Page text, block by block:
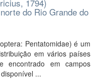
1794)
do Rio Grande do
Pentatomidae) é um
em vários países
encontrado em campos
...